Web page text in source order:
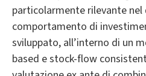
particolarmente rilevante
comportamento di
sviluppato, all’interno di un
based e stock-flow